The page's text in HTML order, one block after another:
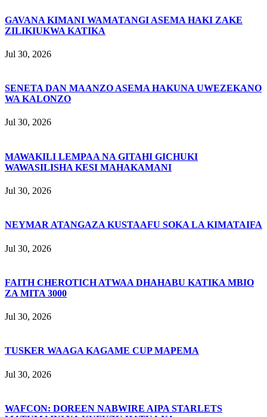
GAVANA KIMANI WAMATANGI ASEMA HAKI ZAKE
ZILIKIUKWA KATIKA
Jul 30, 2026
SENETA DAN MAANZO ASEMA HAKUNA UWEZEKANO
WA KALONZO
Jul 30, 2026
MAWAKILI LEMPAA NA GITAHI GICHUKI
WAWASILISHA KESI MAHAKAMANI
Jul 30, 2026
NEYMAR ATANGAZA KUSTAAFU SOKA LA KIMATAIFA
Jul 30, 2026
FAITH CHEROTICH ATWAA DHAHABU KATIKA MBIO
ZA MITA 3000
Jul 30, 2026
TUSKER WAAGA KAGAME CUP MAPEMA
Jul 30, 2026
WAFCON: DOREEN NABWIRE AIPA STARLETS